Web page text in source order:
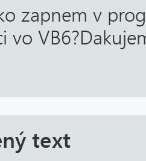
zapnem v
vo
text